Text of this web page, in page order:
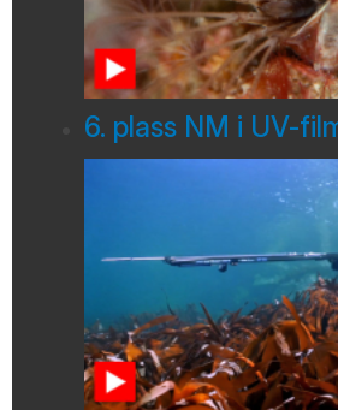
6. plass NM i UV-